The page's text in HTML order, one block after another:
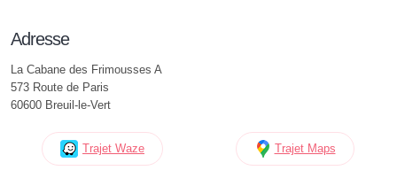
Adresse
La Cabane des Frimousses A
573 Route de Paris
60600 Breuil-le-Vert
Trajet Waze Trajet Maps